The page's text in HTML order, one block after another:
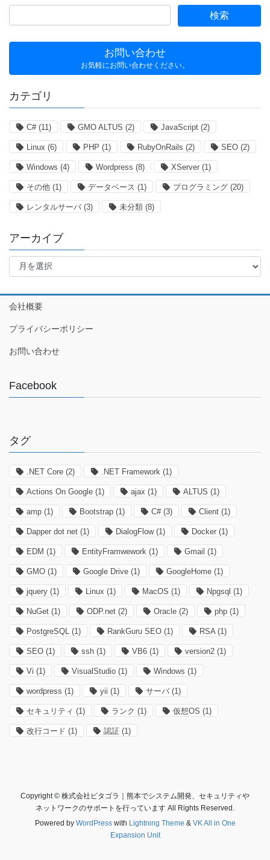
お問い合わせ
お気軽にお問い合わせください。
カテゴリ
C#(11) GMO ALTUS (2) JavaScript (2)
Linux (6) PHP (1) RubyOnRails (2) SEO (2)
Windows (4) Wordpress (8) XServer (1)
その他 (1) データベース (1) プログラミング (20)
レンタルサーバ (3) 未分類 (8)
アーカイブ
ア
イ
ブ
会社概要
プライバシーポリシー
お問い合わせ
Facebook
タグ
.NET Core (2) .NET Framework (1)
Actions On Google (1) ajax (1) ALTUS (1)
amp (1) Bootstrap (1) C#(3) Client (1)
Dapper dot net (1) DialogFlow(1) Docker (1)
EDM (1) EntityFramwework (1) Gmail (1)
GMO (1) Google Drive (1) GoogleHome (1)
jquery (1) Linux (1) MacOS (1) Npgsql (1)
NuGet (1) ODP.net (2) Oracle (2) php (1)
PostgreSQL (1) RankGuru SEO (1) RSA (1)
SEO (1) ssh (1) VB6 (1) version2 (1)
Vi (1) VisualStudio (1) Windows (1)
wordpress (1) yii (1) サーバ (1)
セキュリティ (1) ランク (1) 仮想OS (1)
改行コード (1) 認証 (1)
Copyright © 株式会社ピタゴラ｜熊本でシステム開発、セキュリティや
ネットワークのサポートを行っています All Rights Reserved.
Powered by WordPresswith Lightning Theme & VK All in One
Expansion Unit